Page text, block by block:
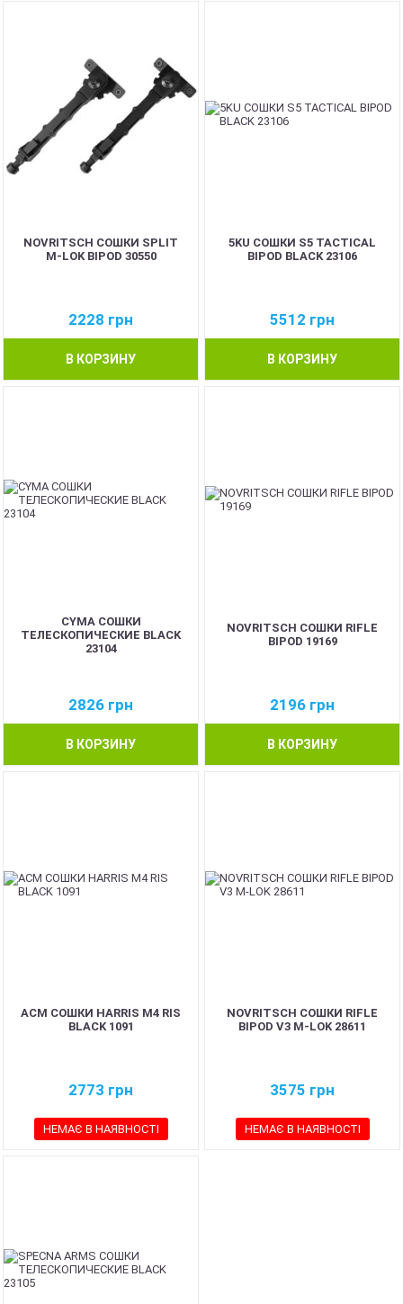
NOVRITSCH СОШКИ SPLIT
M-LOK BIPOD 30550
2228 грн
В КОРЗИНУ
5KU СОШКИ S5 TACTICAL
BIPOD BLACK 23106
5512 грн
В КОРЗИНУ
CYMA СОШКИ
ТЕЛЕСКОПИЧЕСКИЕ BLACK
23104
2826 грн
В КОРЗИНУ
NOVRITSCH СОШКИ RIFLE
BIPOD 19169
2196 грн
В КОРЗИНУ
ACM СОШКИ HARRIS M4 RIS
BLACK 1091
2773 грн
НЕМАЄ В НАЯВНОСТІ
NOVRITSCH СОШКИ RIFLE
BIPOD V3 M-LOK 28611
3575 грн
НЕМАЄ В НАЯВНОСТІ